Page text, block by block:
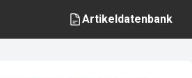
Artikeldatenbank